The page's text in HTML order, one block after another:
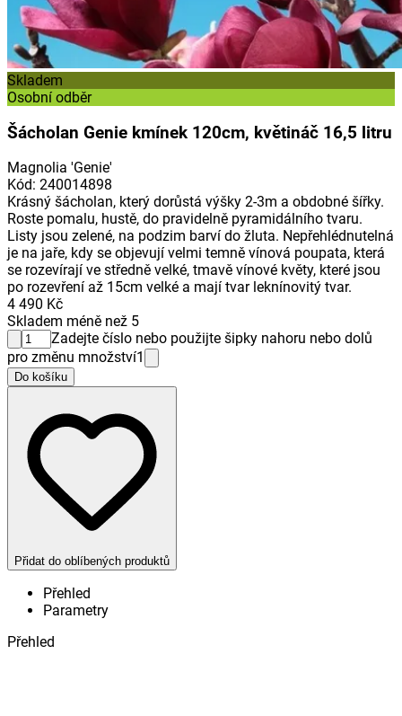
Skladem
Osobní odběr
Šácholan Genie kmínek 120cm, květináč 16,5 litru
Magnolia 'Genie'
Kód: 240014898
Krásný šácholan, který dorůstá výšky 2-3m a obdobné šířky.
Roste pomalu, hustě, do pravidelně pyramidálního tvaru.
Listy jsou zelené, na podzim barví do žluta. Nepřehlédnutelná
je na jaře, kdy se objevují velmi temně vínová poupata, která
se rozevírají ve středně velké, tmavě vínové květy, které jsou
po rozevření až 15cm velké a mají tvar leknínovitý tvar.
4 490 Kč
Skladem méně než 5
Zadejte číslo nebo použijte šipky nahoru nebo dolů
pro změnu množství1
Do košíku
Přidat do oblíbených produktů
Přehled
Parametry
Přehled